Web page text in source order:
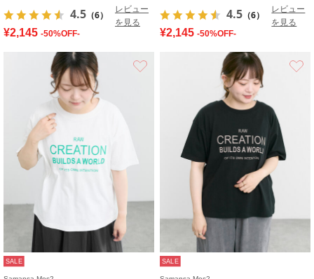
4.5 （6）
レビュー
を見る
¥2,145 -50%OFF-
4.5 （6）
レビュー
を見る
¥2,145 -50%OFF-
SALE SALE